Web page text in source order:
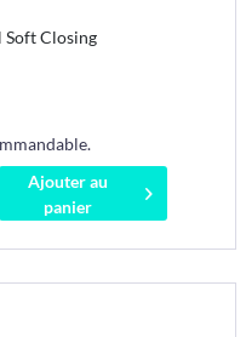
Closing
Ajouter au
panier